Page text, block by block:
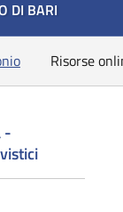
DI BARI
Risorse
-